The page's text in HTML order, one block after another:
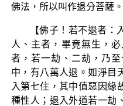
佛法，所以叫作退分菩薩。
【佛子！若不退者：
人、主者，畢竟無生，
者，若一劫、二劫，乃
中，有八萬人退。如淨目
入第七住，其中值惡因緣
種性人；退入外道若一劫